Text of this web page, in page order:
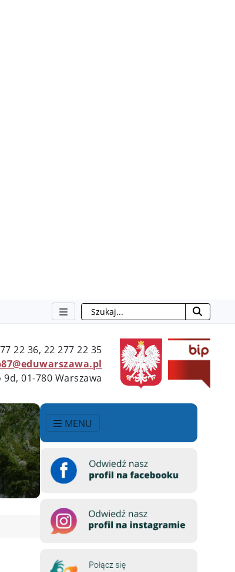
Szukaj
22 36, 22 277 22 35
01-780 Warszawa
MENU